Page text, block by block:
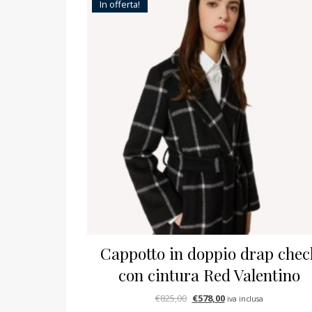
In offerta!
Cappotto in doppio drap
con cintura Red Valentino
€825,00 Il prezzo originale era:
€578,00Il prezzo attuale è:
iva inclusa